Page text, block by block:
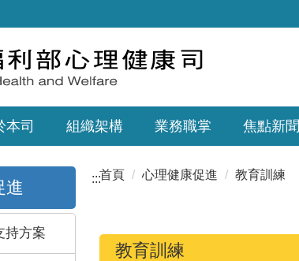
本司 組織架構 業務職掌 焦點新聞
進
持方案
:::首頁 心理健康促進 教育訓練
教育訓練